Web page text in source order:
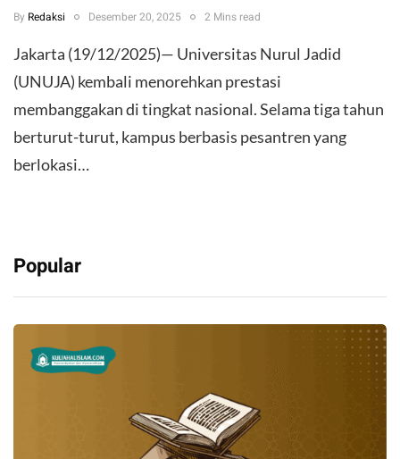
By Redaksi Desember 20, 2025 2 Mins read
Jakarta (19/12/2025)— Universitas Nurul Jadid
(UNUJA) kembali menorehkan prestasi
membanggakan di tingkat nasional. Selama tiga tahun
berturut-turut, kampus berbasis pesantren yang
berlokasi…
Popular